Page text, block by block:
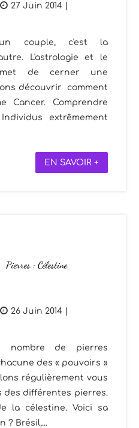
27 Juin 2014
couple, c'est la
L'astrologie et le
de cerner une
découvrir comment
Cancer. Comprendre
extrêmement
EN SAVOIR +
Pierres : Célestine
26 Juin 2014
nombre de pierres
des « pouvoirs »
régulièrement vous
différentes pierres.
la célestine. Voici sa
? Brésil,...